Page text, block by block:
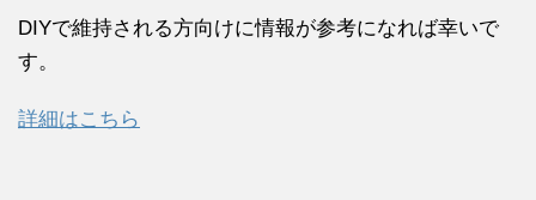
DIYで維持される方向けに情報が参考になれば幸いで
す。
詳細はこちら